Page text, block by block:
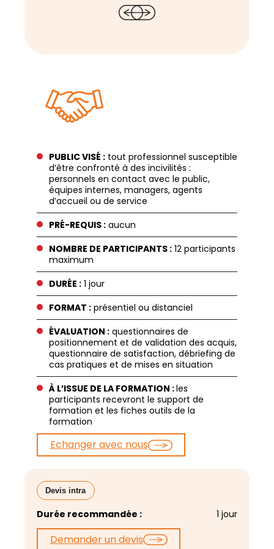
PUBLIC VISÉ : tout professionnel susceptible
d’être confronté à des incivilités :
personnels en contact avec le public,
équipes internes, managers, agents
d’accueil ou de service
PRÉ-REQUIS : aucun
NOMBRE DE PARTICIPANTS : 12 participants
maximum
DURÉE : 1 jour
FORMAT : présentiel ou distanciel
ÉVALUATION : questionnaires de
positionnement et de validation des acquis,
questionnaire de satisfaction, débriefing de
cas pratiques et de mises en situation
À L’ISSUE DE LA FORMATION :les
participants recevront le support de
formation et les fiches outils de la
formation
Echanger avec nous
Devis intra
Durée recommandée : 1 jour
Demander un devis